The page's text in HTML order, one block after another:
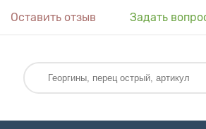
Оставить отзыв Задать